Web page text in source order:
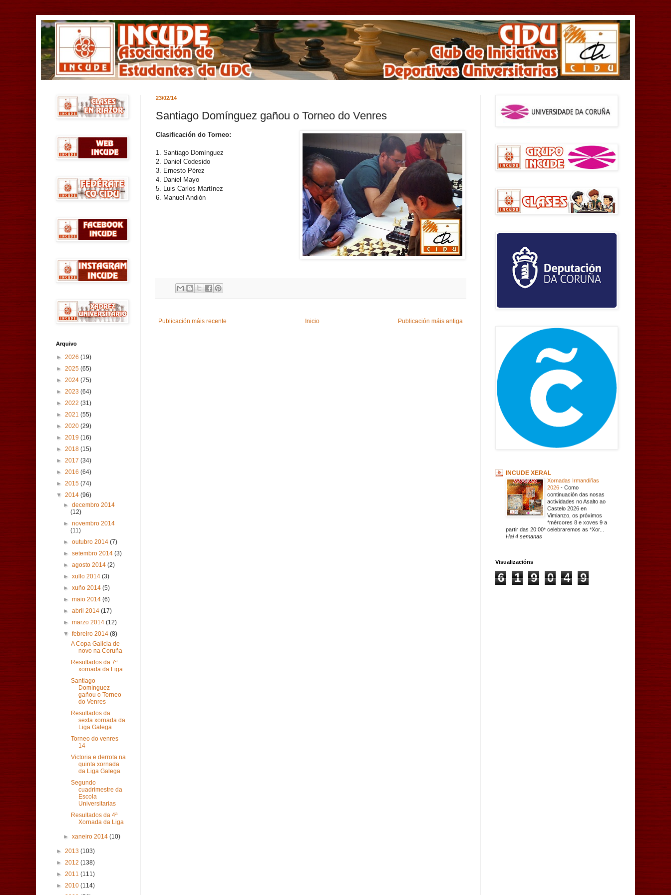
23/02/14
Santiago Domínguez gañou o Torneo do Venres
Clasificación do Torneo:
1. Santiago Domínguez
2. Daniel Codesido
3. Ernesto Pérez
4. Daniel Mayo
5. Luis Carlos Martínez
6. Manuel Andión
Publicación máis recente Publicación máis antiga
Inicio
Arquivo
► 2026 (19)
► 2025 (65)
► 2024 (75)
► 2023 (64)
► 2022 (31)
► 2021 (55)
► 2020 (29)
► 2019 (16)
► 2018 (15)
► 2017 (34)
► 2016 (64)
► 2015 (74)
▼ 2014 (96)
►decembro 2014
(12)
►novembro 2014
(11)
►outubro 2014(7)
►setembro 2014(3)
►agosto 2014(2)
►xullo 2014(3)
►xuño 2014(5)
►maio 2014(6)
►abril 2014(17)
►marzo 2014(12)
▼febreiro 2014(8)
A Copa Galicia de
novo na Coruña
Resultados da 7ª
xornada da Liga
Santiago
Domínguez
gañou o Torneo
do Venres
Resultados da
sexta xornada da
Liga Galega
Torneo do venres
14
Victoria e derrota na
quinta xornada
da Liga Galega
Segundo
cuadrimestre da
Escola
Universitarias
Resultados da 4ª
Xornada da Liga
►xaneiro 2014(10)
► 2013 (103)
► 2012 (138)
► 2011 (111)
► 2010 (114)
INCUDE XERAL
Xornadas Irmandiñas
2026 - Como
continuación das nosas
actividades no Asalto ao
Castelo 2026 en
Vimianzo, os próximos
*mércores 8 e xoves 9 a
partir das 20:00* celebraremos as *Xor...
Hai 4 semanas
Visualizacións
6 1 9 0 4 9